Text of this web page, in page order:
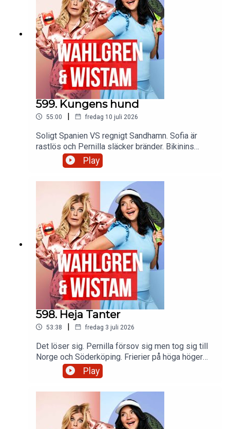
599. Kungens hund
55:00 | fredag 10 juli 2026
Soligt Spanien VS regnigt Sandhamn. Sofia är
rastlös och Pernilla släcker bränder. Bikinins
historia och insomningstabletter vid fel tillfälle.
Skulle Roxette funnits utan Pernilla? Och vi
Play
598. Heja Tanter
53:38 | fredag 3 juli 2026
Det löser sig. Pernilla försov sig men tog sig till
Norge och Söderköping. Frierier på höga höger
och djupa vatten. Ett litet bröllop som blev stort.
Och en baguette blir som blir kidnappad.
Play